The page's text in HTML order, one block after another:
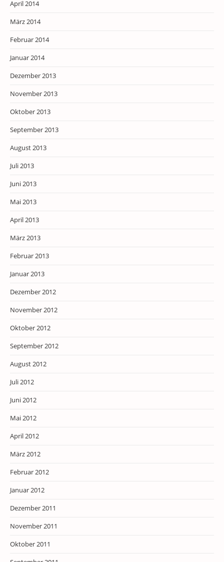
April 2014
März 2014
Februar 2014
Januar 2014
Dezember 2013
November 2013
Oktober 2013
September 2013
August 2013
Juli 2013
Juni 2013
Mai 2013
April 2013
März 2013
Februar 2013
Januar 2013
Dezember 2012
November 2012
Oktober 2012
September 2012
August 2012
Juli 2012
Juni 2012
Mai 2012
April 2012
März 2012
Februar 2012
Januar 2012
Dezember 2011
November 2011
Oktober 2011